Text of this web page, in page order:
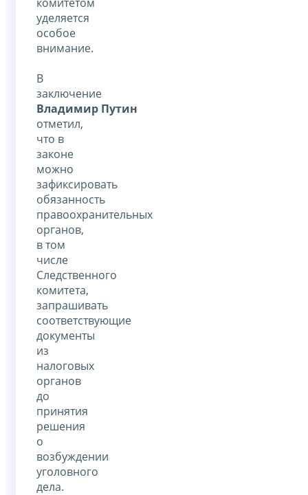
уделяется
особое
внимание.
В
заключение
Владимир Путин
отметил,
что в
законе
можно
зафиксировать
обязанность
правоохранительных
органов,
в том
числе
Следственного
комитета,
запрашивать
соответствующие
документы
из
налоговых
органов
до
принятия
решения
о
возбуждении
уголовного
дела.